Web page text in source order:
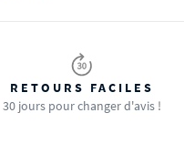
RETOURS FACILES
30 jours pour changer d'avis !